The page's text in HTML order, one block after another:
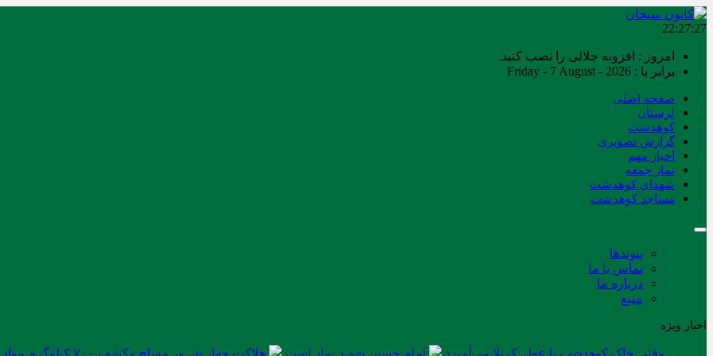
22:27:27
امروز : افزونه جلالی را نصب کنید.
برابر با : Friday - 7 August - 2026
صفحه اصلی
لرستان
کوهدشت
گزارش تصویری
اخبار مهم
نماز جمعه
شهدای کوهدشت
مساجد کوهدشت
پیوندها
تماس با ما
درباره ما
منبع
اخبار ویژه
وقتی خاک کوهدشت با عطر کربلا می‌آمیزد امام حسین شهید نماز است هلاکت چهار شرور مسلح وکشف ۷۰۰ کیلوگرم مواد مخدر